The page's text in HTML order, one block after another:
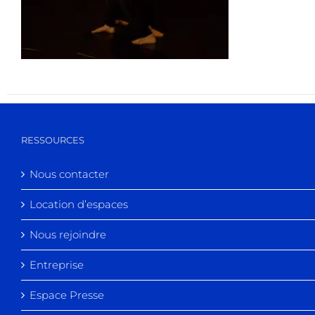
RESSOURCES
Nous contacter
Location d’espaces
Nous rejoindre
Entreprise
Espace Presse